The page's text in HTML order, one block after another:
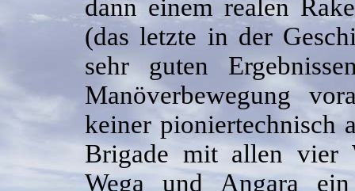
dann einem realen
(das letzte in der
sehr guten
Manöverbewegung
keiner pioniertechnisch
Brigade mit allen vier
Wega und Angara ein